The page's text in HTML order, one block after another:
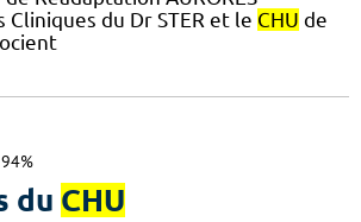
du Dr STER et le CHU de
94%
du CHU